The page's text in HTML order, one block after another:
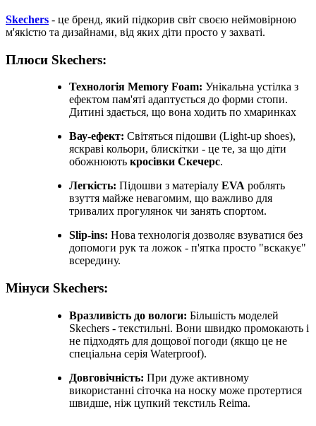
Skechers - це бренд, який підкорив світ своєю неймовірною
м'якістю та дизайнами, від яких діти просто у захваті.
Плюси Skechers:
Технологія Memory Foam: Унікальна устілка з
ефектом пам'яті адаптується до форми стопи.
Дитині здається, що вона ходить по хмаринках
Вау-ефект: Світяться підошви (Light-up shoes),
яскраві кольори, блискітки - це те, за що діти
обожнюють кросівки Скечерс.
Легкість: Підошви з матеріалу EVA роблять
взуття майже невагомим, що важливо для
тривалих прогулянок чи занять спортом.
Slip-ins: Нова технологія дозволяє взуватися без
допомоги рук та ложок - п'ятка просто "вскакує"
всередину.
Мінуси Skechers:
Вразливість до вологи: Більшість моделей
Skechers - текстильні. Вони швидко промокають і
не підходять для дощової погоди (якщо це не
спеціальна серія Waterproof).
Довговічність: При дуже активному
використанні сіточка на носку може протертися
швидше, ніж цупкий текстиль Reima.